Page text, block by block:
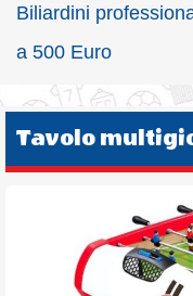
Biliardini
a 500 Euro
Tavolo